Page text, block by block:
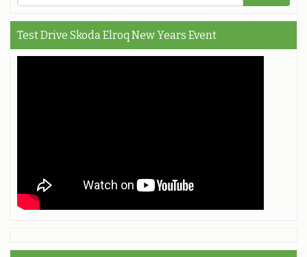
Test Drive Skoda Elroq New Years Event